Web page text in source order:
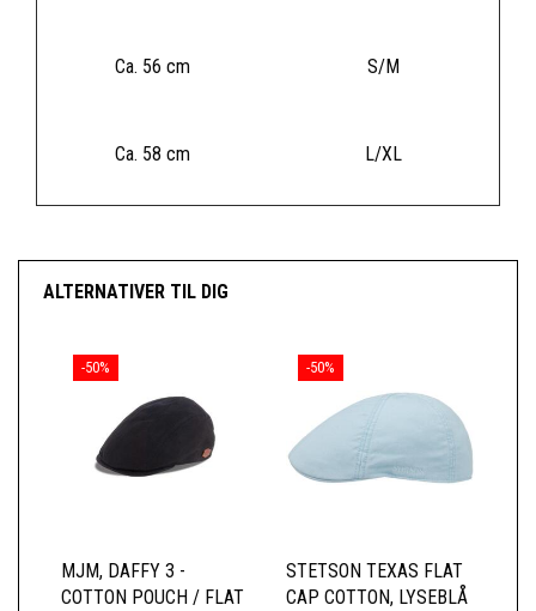
Ca. 56 cm S/M
Ca. 58 cm L/XL
ALTERNATIVER TIL DIG
-50%
MJM, DAFFY 3 -
COTTON POUCH / FLAT
-50%
STETSON TEXAS FLAT
CAP COTTON, LYSEBLÅ